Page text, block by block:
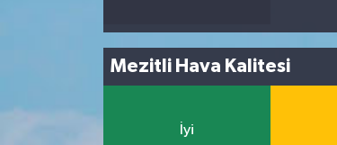
Mezitli Hava Kalitesi
İyi